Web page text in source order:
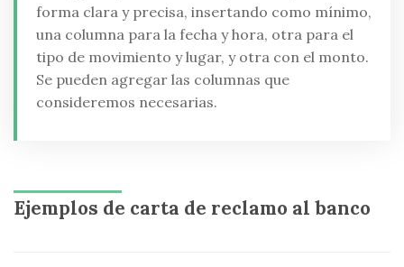
forma clara y precisa, insertando como mínimo,
una columna para la fecha y hora, otra para el
tipo de movimiento y lugar, y otra con el monto.
Se pueden agregar las columnas que
consideremos necesarias.
Ejemplos de carta de reclamo al banco